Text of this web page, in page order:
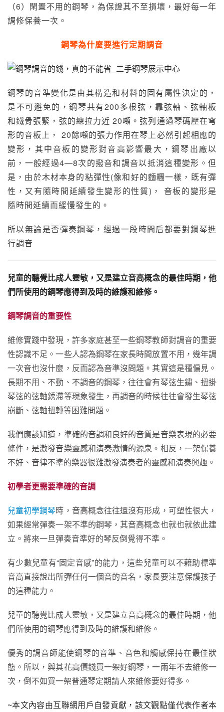
（6）閑置不用的鋼琴，為保證其不至損壞，最好每一年
調修保養一次。
鋼琴為什麼要進行定期調音
鋼琴的音準變化是由其構造和材料的固有屬性決定的，
是不可避免的，鋼琴共有200多根弦，靠弦軸、弦軸板
和鐵骨張緊，弦的總拉力近 20噸。弦列通過琴碼壓在穹
形的音板上， 20餘噸的張力作用在琴上必然引起相應的
變形，其中音板的變形對音高影響最大，鋼琴出廠以
前，一般經過4—8次的撥音和調音以抵消這種變形。但
是，由於木材本身的粘彈性(像和好的麵糰一樣，既有彈
性，又有隨時間延續發生變形的性質)， 音板的變形是
隨時間延續而緩慢發生的。
所以無論是否彈奏鋼琴，經過一段時間后都要對鋼琴進
行調音
兒童的聽覺比成人靈敏，又是建立音高概念的最佳時期，他
們所使用的鋼琴應得到及時的維護和維修。
鋼琴調音的重要性
維修實踐中發現，許多家庭甚至一些鋼琴教師對調音的重要
性認識不足。一些人認為鋼琴在家長時間放置不用，幾年調
一次音也沒什麼，反而認為音準沒問題。其實這是種偏見。
長期不用、不動、不調音的鋼琴，往往會有琴弦生鏽、扭掛
琴弦的弦軸銹滯等現象發生，再調音的時候往往會發生琴弦
崩斷、弦軸扭轉等困難問題。
我們應該知道，準確的音調和良好的音質是音樂表現的必要
條件，是激發音樂靈感和演奏激情的源泉。相反，一架保養
不好、音律不準的樂器很難激發演奏者的靈感和演奏興趣。
初學者更需要準確的音調
兒童初學鋼琴時，音高概念往往還沒有形成，可塑性很大，
如果經常彈奏一架不準的鋼琴，其音高概念也就也就依此建
立。將來一旦彈奏音準好的琴反倒覺得不準。
有少數兒童有“固定音感”的能力，這些兒童可以不藉助標準
音高直接說出所彈任何一個音的音名，家長要注意保護孩子
的這種能力。
兒童的聽覺比成人靈敏，又是建立音高概念的最佳時期，他
們所使用的鋼琴應得到及時的維護和維修。
優秀的調音師能使鋼琴的音準、音色和觸感保持在最佳狀
態。所以，與其花高價錢買一架好鋼琴，一兩年不去維修一
次，倒不如買一架普通琴定期請人來維修要好得多。
~本文內容由互聯網用戶自發貢獻，該文觀點僅代表作者本